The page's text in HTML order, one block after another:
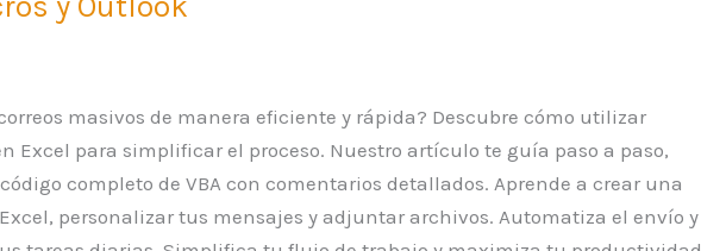
masivos de manera eficiente y rápida? Descubre cómo utilizar
Excel para simplificar el proceso. Nuestro artículo te guía paso a paso,
completo de VBA con comentarios detallados. Aprende a crear una
personalizar tus mensajes y adjuntar archivos. Automatiza el envío y